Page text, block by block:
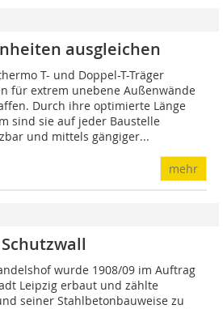
ausgleichen
T- und Doppel-T-Träger
für extrem unebene Außenwände
Durch ihre optimierte Länge
sind sie auf jeder Baustelle
und mittels gängiger...
mehr
wurde 1908/09 im Auftrag
Leipzig erbaut und zählte
seiner Stahlbetonbauweise zu